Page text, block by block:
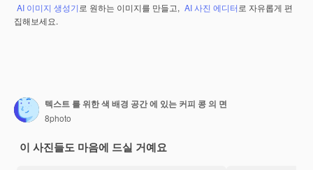
AI 이미지 생성기 로 원하는 이미지를 만들고, AI 사진 에디터 로 자유롭게 편
집해보세요.
텍스트 를 위한 색 배경 공간 에 있는 커피 콩 의 면
8photo
이 사진들도 마음에 드실 거예요